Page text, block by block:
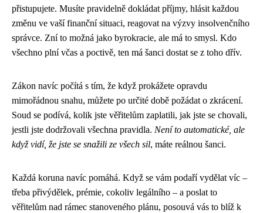
přistupujete. Musíte pravidelně dokládat příjmy, hlásit každou
změnu ve vaší finanční situaci, reagovat na výzvy insolvenčního
správce. Zní to možná jako byrokracie, ale má to smysl. Kdo
všechno plní včas a poctivě, ten má šanci dostat se z toho dřív.
Zákon navíc počítá s tím, že když prokážete opravdu
mimořádnou snahu, můžete po určité době požádat o zkrácení.
Soud se podívá, kolik jste věřitelům zaplatili, jak jste se chovali,
jestli jste dodržovali všechna pravidla. Není to automatické, ale
když vidí, že jste se snažili ze všech sil, máte reálnou šanci.
Každá koruna navíc pomáhá. Když se vám podaří vydělat víc –
třeba přivýdělek, prémie, cokoliv legálního – a poslat to
věřitelům nad rámec stanoveného plánu, posouvá vás to blíž k